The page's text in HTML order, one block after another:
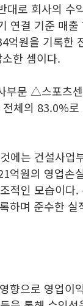
대로 회사의 수
연결 기준 매
원을 기록한
한 셈이다.
문 △스포츠
체의 83.0%
에는 건설사업
억원의 영업손
적인 모습이다
하며 준수한
향으로 영업이